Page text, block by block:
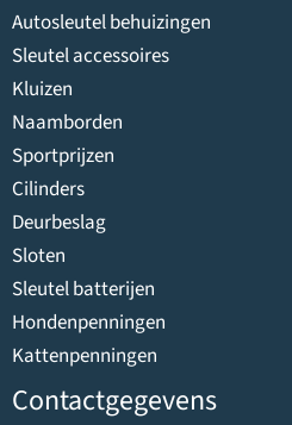
Autosleutel behuizingen
Sleutel accessoires
Kluizen
Naamborden
Sportprijzen
Cilinders
Deurbeslag
Sloten
Sleutel batterijen
Hondenpenningen
Kattenpenningen
Contactgegevens